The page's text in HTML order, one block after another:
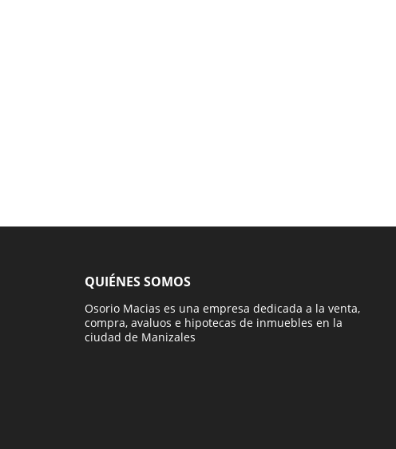
QUIÉNES SOMOS
Osorio Macias es una empresa dedicada a la venta,
compra, avaluos e hipotecas de inmuebles en la
ciudad de Manizales